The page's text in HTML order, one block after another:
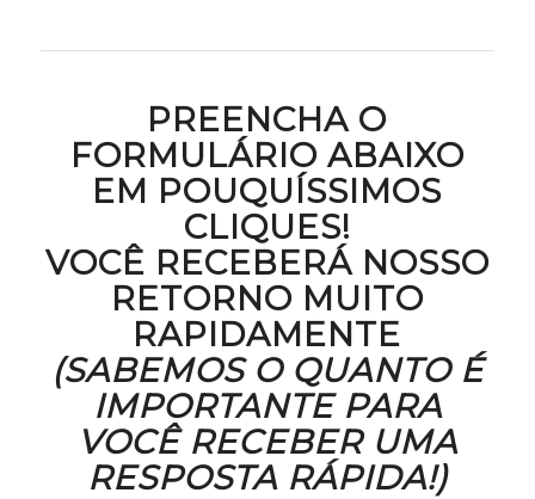
PREENCHA O
FORMULÁRIO ABAIXO
EM POUQUÍSSIMOS
CLIQUES!
VOCÊ RECEBERÁ NOSSO
RETORNO MUITO
RAPIDAMENTE
(SABEMOS O QUANTO É
IMPORTANTE PARA
VOCÊ RECEBER UMA
RESPOSTA RÁPIDA!)